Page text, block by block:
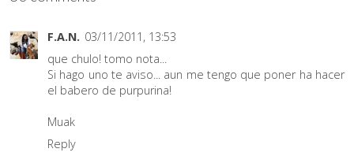
F.A.N. 03/11/2011, 13:53
que chulo! tomo nota...
Si hago uno te aviso... aun me tengo que poner ha hacer
el babero de purpurina!
Muak
Reply